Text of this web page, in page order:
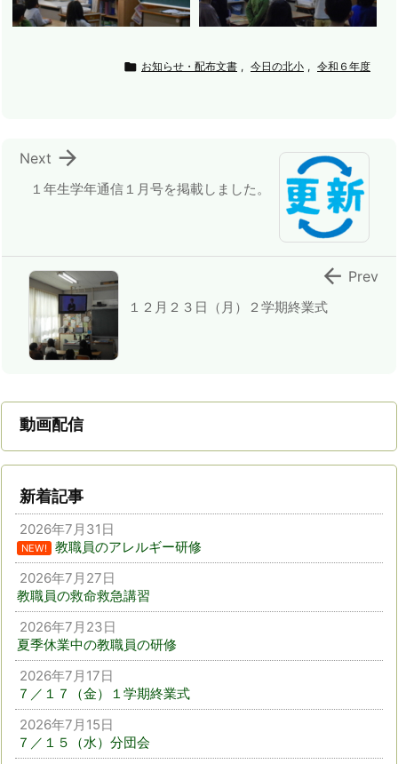
 お知らせ・配布文書 , 今日の北小 , 令和６年度
１年生学年通信１月号を掲載しました。

Next
１２月２３日（月）２学期終業式
 Prev
動画配信
新着記事
2026年7月31日
NEW!
教職員のアレルギー研修
2026年7月27日
教職員の救命救急講習
2026年7月23日
夏季休業中の教職員の研修
2026年7月17日
７／１７（金）１学期終業式
2026年7月15日
７／１５（水）分団会